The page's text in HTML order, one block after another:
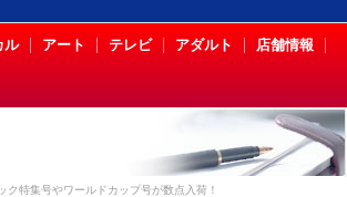
ル アート テレビ アダルト 店舗情報
特集号やワールドカップ号が数点入荷！